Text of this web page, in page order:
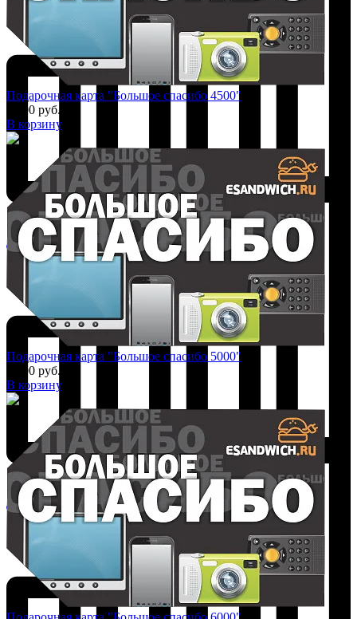
Добавить к сравнению
Подарочная карта "Большое спасибо 4500"
4 500 руб.
В корзину
Добавить к сравнению
Подарочная карта "Большое спасибо 5000"
5 000 руб.
В корзину